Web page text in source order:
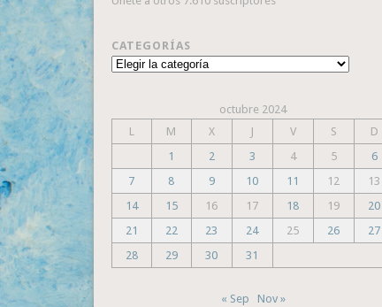
CATEGORÍAS
Categorías
octubre 2024
L
M X J V S
D
1
2 3 4 5
6
7
8 9 10 11 12
13
14
15 16 17 18 19
20
21
22 23 24 25 26
27
28
29 30 31
« Sep Nov »